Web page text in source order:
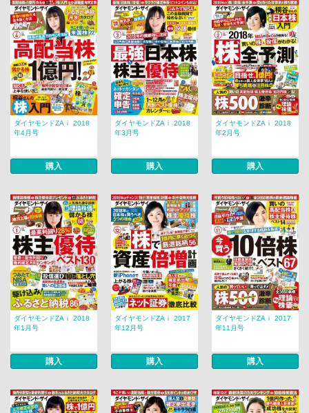
ダイヤモンドZAｉ 2018
年4月号
購入
ダイヤモンドZAｉ 2018
年3月号
購入
ダイヤモンドZAｉ 2018
年2月号
購入
ダイヤモンドZAｉ 2018
年1月号
購入
ダイヤモンドZAｉ 2017
年12月号
購入
ダイヤモンドZAｉ 2017
年11月号
購入